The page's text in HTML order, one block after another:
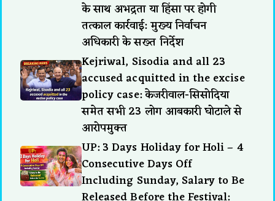
के साथ अभद्रता या हिंसा पर होगी
तत्काल कार्रवाई: मुख्य निर्वाचन
अधिकारी के सख्त निर्देश
Kejriwal, Sisodia and all 23
accused acquitted in the excise
policy case: केजरीवाल-सिसोदिया
समेत सभी 23 लोग आबकारी घोटाले से
आरोपमुक्त
UP: 3 Days Holiday for Holi – 4
Consecutive Days Off
Including Sunday, Salary to Be